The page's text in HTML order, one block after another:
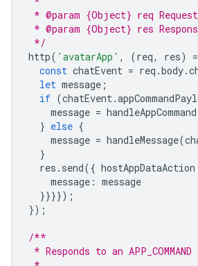
* @param {Object} req
* @param {Object} res
*/
http( 'avatarApp' , (req, res) =
const chatEvent = req .body.
let message ;
if (chatEvent.
message = handleAppCommand
} else {
message = handleMessage(
}
res . send({ hostAppDataAction
message : message
}}}});
});
/**
* Responds to an